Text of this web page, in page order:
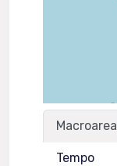
Macroarea
Tempo